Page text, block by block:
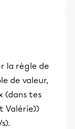
la règle de
de valeur,
(dans tes
Valérie))